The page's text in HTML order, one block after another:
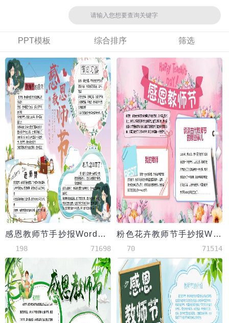
PPT模板 综合排序 筛选
感恩教师节手抄报Word模板
198 71698
粉色花卉教师节手抄报Word模板
70 71514